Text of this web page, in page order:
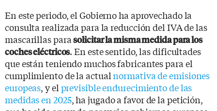
En este periodo, el Gobierno ha aprovechado la
consulta realizada para la reducción del IVA de las
mascarillas parasolicitar la misma medida para los
coches eléctricos. En este sentido, las dificultades
que están teniendo muchos fabricantes para el
cumplimiento de la actualnormativa de emisiones
europeas, y el previsible endurecimiento de las
medidas en 2025, ha jugado a favor de la petición,